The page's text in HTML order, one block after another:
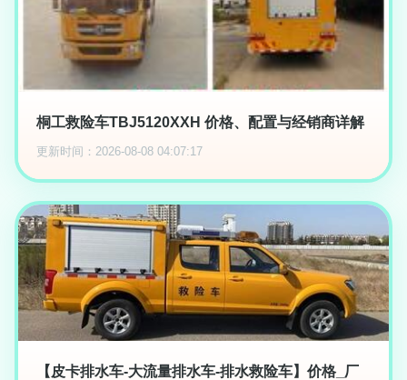
桐工救险车TBJ5120XXH 价格、配置与经销商详解
更新时间：2026-08-08 04:07:17
【皮卡排水车-大流量排水车-排水救险车】价格_厂